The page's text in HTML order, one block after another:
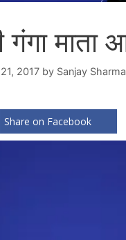
गंगा माता
2017 by Sanjay Sharma
Share on Facebook